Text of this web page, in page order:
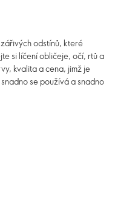
odstínů, které
si líčení obličeje, očí, rtů a
kvalita a cena, jimž je
se používá a snadno